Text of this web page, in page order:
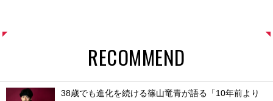
RECOMMEND
38歳でも進化を続ける篠山竜青が語る「10年前より